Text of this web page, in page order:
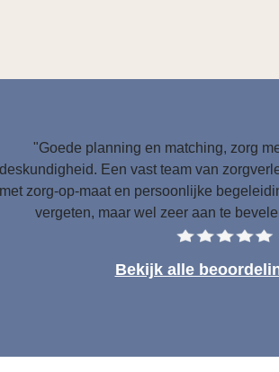
"Goede planning en matching, zorg
deskundigheid. Een vast team van
met zorg-op-maat en persoonlijke
vergeten, maar wel zeer aan te
Bekijk alle